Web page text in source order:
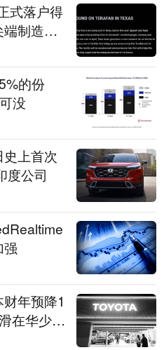
式落户得
制造带
的份
没
上首次
度公司
强
年预降1
在华少卖